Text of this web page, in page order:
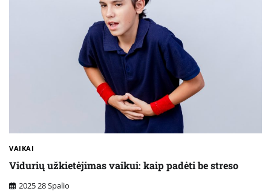
VAIKAI
Vidurių užkietėjimas vaikui: kaip padėti be streso
2025 28 Spalio